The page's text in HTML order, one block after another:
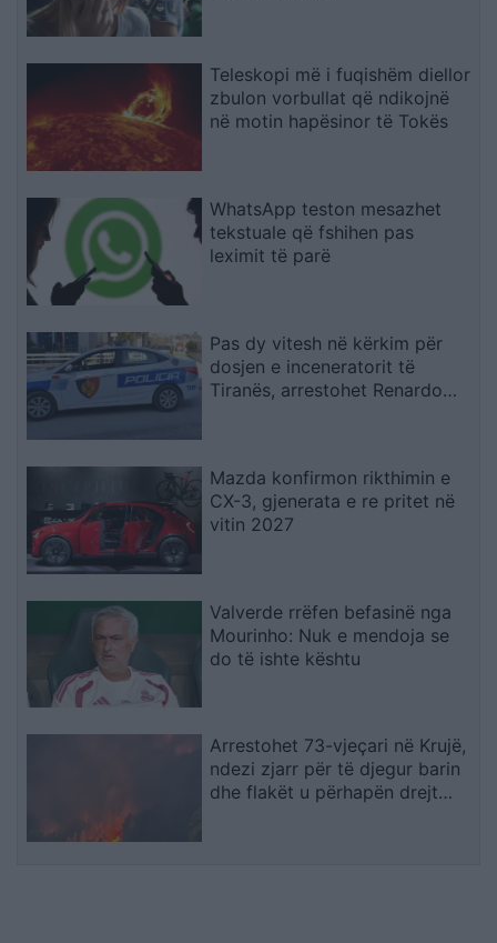
Teleskopi më i fuqishëm diellor
zbulon vorbullat që ndikojnë
në motin hapësinor të Tokës
WhatsApp teston mesazhet
tekstuale që fshihen pas
leximit të parë
Pas dy vitesh në kërkim për
dosjen e inceneratorit të
Tiranës, arrestohet Renardo
Mazda konfirmon rikthimin e
CX-3, gjenerata e re pritet në
vitin 2027
Valverde rrëfen befasinë nga
Mourinho: Nuk e mendoja se
do të ishte kështu
Arrestohet 73-vjeçari në Krujë,
ndezi zjarr për të djegur barin
dhe flakët u përhapën drejt